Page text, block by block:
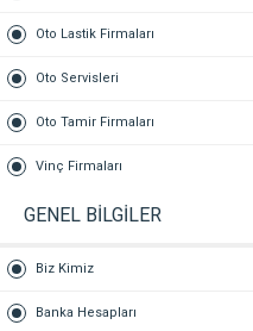
Oto Lastik Firmaları
Oto Servisleri
Oto Tamir Firmaları
Vinç Firmaları
GENEL BİLGİLER
Biz Kimiz
Banka Hesapları